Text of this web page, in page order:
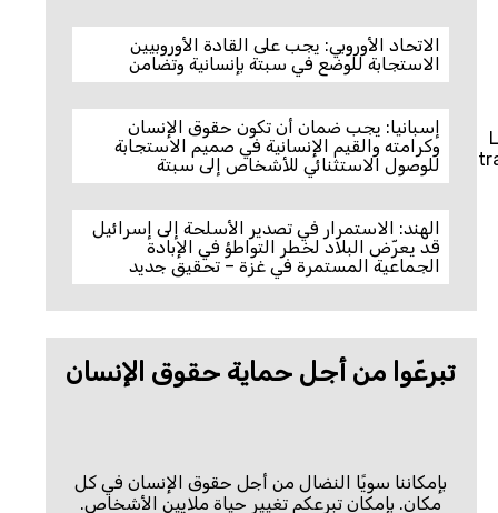
الاتحاد الأوروبي: يجب على القادة الأوروبيين
الاستجابة للوضع في سبتة بإنسانية وتضامن
إسبانيا: يجب ضمان أن تكون حقوق الإنسان
وكرامته والقيم الإنسانية في صميم الاستجابة
للوصول الاستثنائي للأشخاص إلى سبتة
الهند: الاستمرار في تصدير الأسلحة إلى إسرائيل
قد يعرّض البلاد لخطر التواطؤ في الإبادة
الجماعية المستمرة في غزة – تحقيق جديد
تبرعّوا من أجل حماية حقوق الإنسان
بإمكاننا سويًا النضال من أجل حقوق الإنسان في كل
مكان. بإمكان تبرعكم تغيير حياة ملايين الأشخاص.